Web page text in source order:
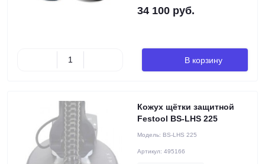
34 100 руб.
В корзину
Кожух щётки защитной
Festool BS-LHS 225
Модель: BS-LHS 225
Артикул: 495166